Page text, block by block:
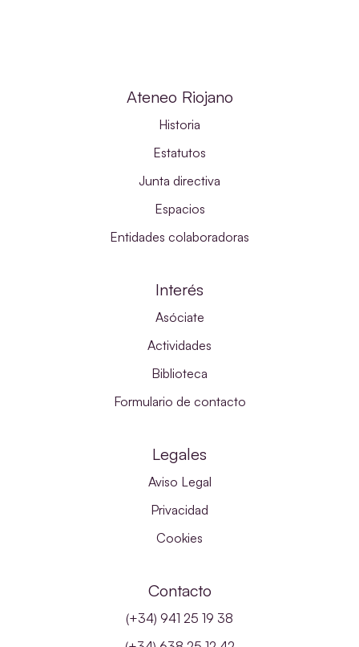
Ateneo Riojano
Historia
Estatutos
Junta directiva
Espacios
Entidades colaboradoras
Interés
Asóciate
Actividades
Biblioteca
Formulario de contacto
Legales
Aviso Legal
Privacidad
Cookies
Contacto
(+34) 941 25 19 38